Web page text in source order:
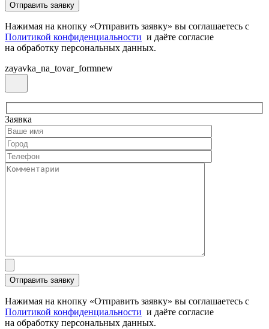
Нажимая на кнопку «Отправить заявку» вы соглашаетесь с
Политикой конфиденциальности и даёте согласие
на обработку персональных данных.
zayavka_na_tovar_formnew
Заявка
Нажимая на кнопку «Отправить заявку» вы соглашаетесь с
Политикой конфиденциальности и даёте согласие
на обработку персональных данных.